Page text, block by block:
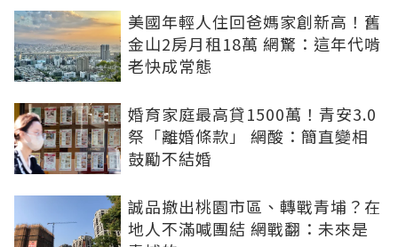
美國年輕人住回爸媽家創新高！舊
金山2房月租18萬 網驚：這年代啃
老快成常態
婚育家庭最高貸1500萬！青安3.0
祭「離婚條款」 網酸：簡直變相
鼓勵不結婚
誠品撤出桃園市區、轉戰青埔？在
地人不滿喊團結 網戰翻：未來是